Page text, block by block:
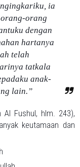
ia
orang
dengan
hartanya
telah
tatkala
anak-
lain.”
Fushul, hlm. 243),
keutamaan dan